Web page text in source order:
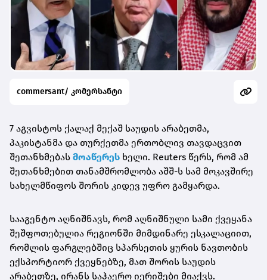
commersant/ კომერსანტი
7 აგვისტოს ქალაქ მექაშ საუდის არაბეთმა,
პაკისტანმა და თურქეთმა ერთობლივ თავდაცვით
შეთანხმებას მოაწერეს ხელი. Reuters წერს, რომ ამ
შეთანხმებით თანამშრომლობა აშშ-ს სამ მოკავშირე
სახელმწიფოს შორის კიდევ უფრო გამყარდა.
სააგენტო აღნიშნავს, რომ აღნიშნული სამი ქვეყანა
შეშფოთებულია რეგიონში მიმდინარე ესკალაციით,
რომლის ფარგლებშიც სპარსეთის ყურის ნავთობის
ექსპორტიორ ქვეყნებზე, მათ შორის საუდის
არაბეთზე, ირანს საჰაერო იერიშები მიაქვს.